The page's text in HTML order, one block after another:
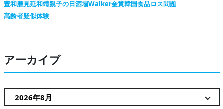
萱和磨見延和靖親子の日酒場Walker金賞韓国食品ロス問題
高齢者疑似体験
アーカイブ